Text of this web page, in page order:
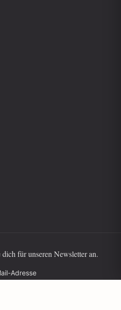
für unseren Newsletter an.
Adresse